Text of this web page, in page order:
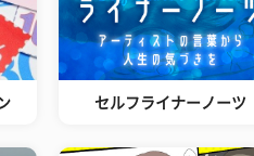
セルフライナーノーツ